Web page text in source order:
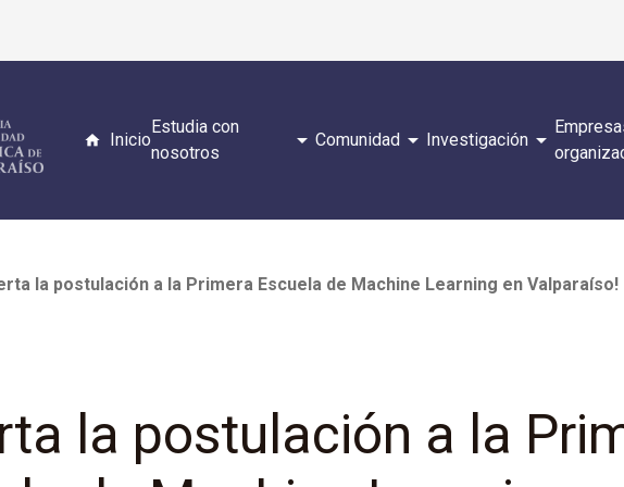
Inicio
Estudia con
nosotros
arrow_drop_down Comunidadarrow_drop_down Investigaciónarrow_drop_down
la postulación a la Primera Escuela de Machine Learning en Valparaíso!
la postulación a la